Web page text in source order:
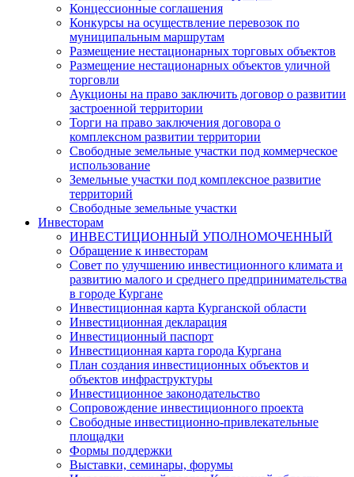
Концессионные соглашения
Конкурсы на осуществление перевозок по
муниципальным маршрутам
Размещение нестационарных торговых объектов
Размещение нестационарных объектов уличной
торговли
Аукционы на право заключить договор о развитии
застроенной территории
Торги на право заключения договора о
комплексном развитии территории
Свободные земельные участки под коммерческое
использование
Земельные участки под комплексное развитие
территорий
Свободные земельные участки
Инвесторам
ИНВЕСТИЦИОННЫЙ УПОЛНОМОЧЕННЫЙ
Обращение к инвесторам
Совет по улучшению инвестиционного климата и
развитию малого и среднего предпринимательства
в городе Кургане
Инвестиционная карта Курганской области
Инвестиционная декларация
Инвестиционный паспорт
Инвестиционная карта города Кургана
План создания инвестиционных объектов и
объектов инфраструктуры
Инвестиционное законодательство
Сопровождение инвестиционного проекта
Свободные инвестиционно-привлекательные
площадки
Формы поддержки
Выставки, семинары, форумы